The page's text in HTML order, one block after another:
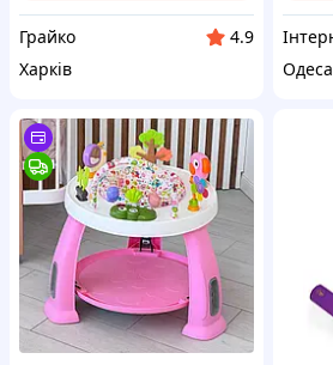
Грайко
4.9
Харків
Одеса